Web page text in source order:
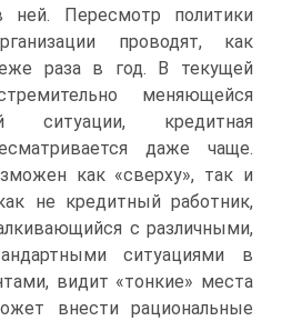
ней. Пересмотр политики
проводят, как
раза в год. В текущей
меняющейся
ситуации, кредитная
даже чаще.
как «сверху», так и
не кредитный работник,
с различными,
ситуациями в
видит «тонкие» места
внести рациональные